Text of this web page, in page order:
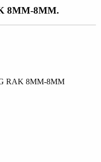
8MM-8MM.
RAK 8MM-8MM